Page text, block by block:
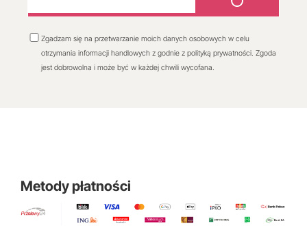
Zgadzam się na przetwarzanie moich danych osobowych w celu
otrzymania informacji handlowych z godnie z polityką prywatności. Zgoda
jest dobrowolna i może być w każdej chwili wycofana.
Metody płatności